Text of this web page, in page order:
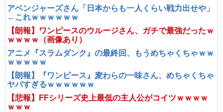
アベンジャーズさん「日本からも一人くらい戦力出せや」
←これｗｗｗｗｗｗ
【朗報】ワンピースのウルージさん、ガチで最強だったｗ
ｗｗｗｗ（画像あり）
アニメ『スラムダンク』の最終回、もうめちゃくちゃｗｗ
ｗｗｗｗｗ
【朗報】『ワンピース』麦わらの一味さん、めちゃくちゃ
ヤバすぎるｗｗｗｗｗｗ
【悲報】FFシリーズ史上最低の主人公がコイツｗｗｗｗ
ｗｗｗ